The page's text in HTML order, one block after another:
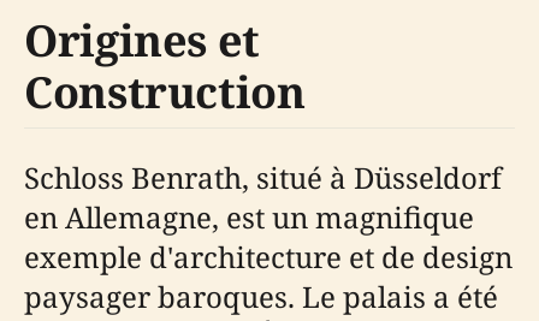
Origines et
Construction
Schloss Benrath, situé à Düsseldorf
en Allemagne, est un magnifique
exemple d'architecture et de design
paysager baroques. Le palais a été